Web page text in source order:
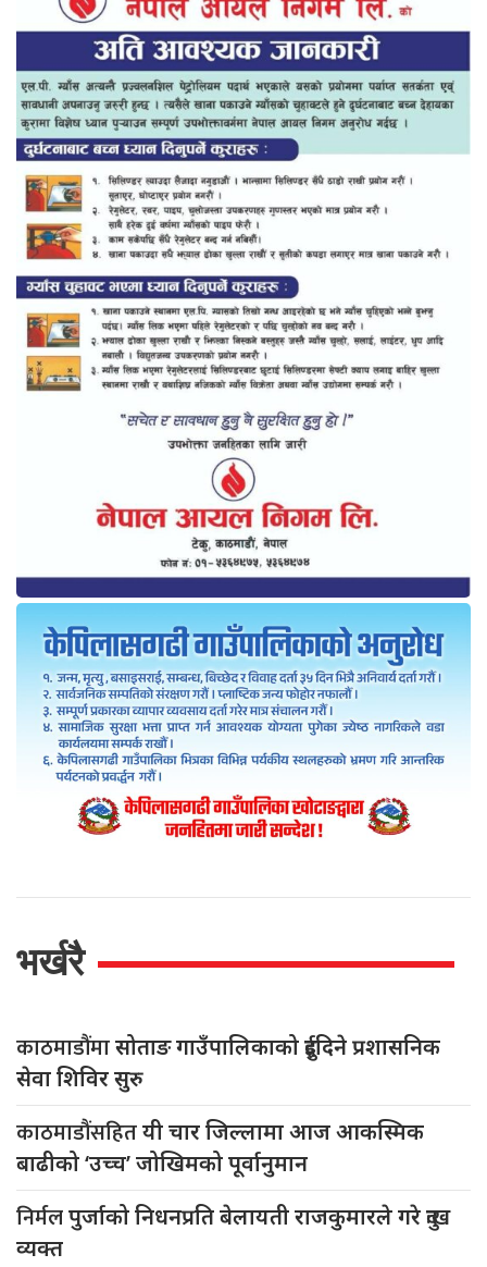
भर्खरै
काठमाडौंमासोताङ गाउँपालिकाको दुईदिने प्रशासनिक
सेवा शिविर सुरु
काठमाडौंसहितयी चार जिल्लामा आज आकस्मिक
बाढीको ‘उच्च’ जोखिमको पूर्वानुमान
निर्मलपुर्जाको निधनप्रति बेलायती राजकुमारले गरे दुःख
व्यक्त